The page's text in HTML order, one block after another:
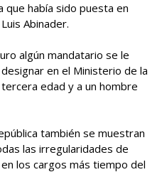
que había sido puesta en
Abinader.
algún mandatario se le
en el Ministerio de la
edad y a un hombre
también se muestran
las irregularidades de
los cargos más tiempo del